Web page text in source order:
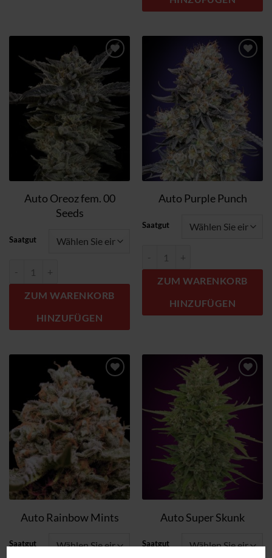
Zum
Wunschzettel
hinzufügen
Auto Oreoz fem. 00
Seeds
Saatgut
ZUM WARENKORB
HINZUFÜGEN
Zum
Wunschzettel
hinzufügen
Auto Purple Punch
Saatgut
ZUM WARENKORB
HINZUFÜGEN
Zum
Wunschzettel
hinzufügen
Auto Rainbow Mints
Saatgut
Zum
Wunschzettel
hinzufügen
Auto Super Skunk
Saatgut